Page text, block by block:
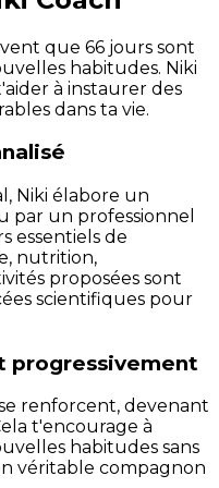
que 66 jours sont
habitudes. Niki
à instaurer des
dans ta vie.
Niki élabore un
par un professionnel
essentiels de
nutrition,
proposées sont
scientifiques pour
progressivement
renforcent, devenant
t'encourage à
habitudes sans
véritable compagnon